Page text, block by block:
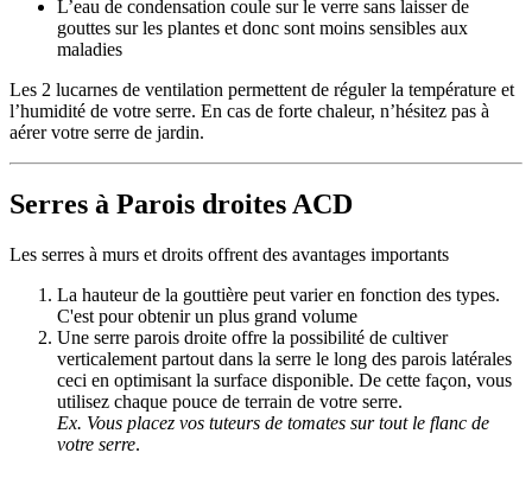
L’eau de condensation coule sur le verre sans laisser de
gouttes sur les plantes et donc sont moins sensibles aux
maladies
Les 2 lucarnes de ventilation permettent de réguler la température et
l’humidité de votre serre. En cas de forte chaleur, n’hésitez pas à
aérer votre serre de jardin.
Serres à Parois droites ACD
Les serres à murs et droits offrent des avantages importants
La hauteur de la gouttière peut varier en fonction des types.
C'est pour obtenir un plus grand volume
Une serre parois droite offre la possibilité de cultiver
verticalement partout dans la serre le long des parois latérales
ceci en optimisant la surface disponible. De cette façon, vous
utilisez chaque pouce de terrain de votre serre.
Ex. Vous placez vos tuteurs de tomates sur tout le flanc de
votre serre.